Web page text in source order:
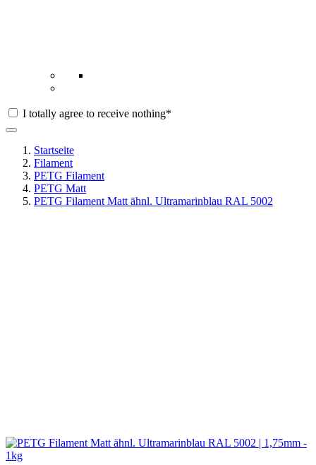
I totally agree to receive nothing*
Startseite
Filament
PETG Filament
PETG Matt
PETG Filament Matt ähnl. Ultramarinblau RAL 5002